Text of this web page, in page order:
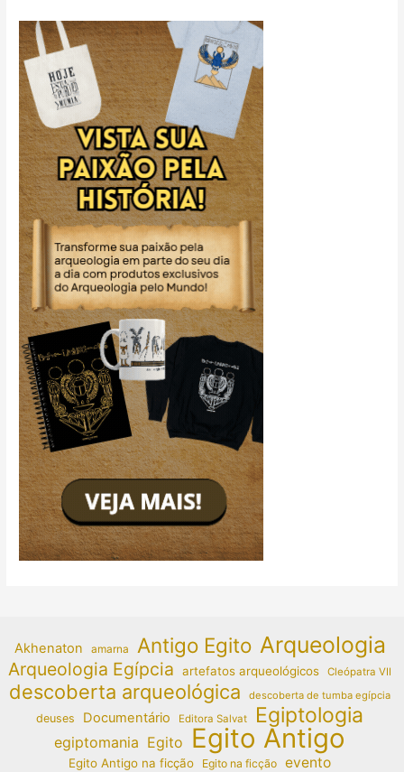
Akhenaton amarna Antigo Egito Arqueologia
Arqueologia Egípcia artefatos arqueológicos Cleópatra VII
descoberta arqueológica descoberta de tumba egípcia
deuses Documentário Editora Salvat Egiptologia
egiptomania Egito Egito Antigo
Egito Antigo na ficção Egito na ficção evento